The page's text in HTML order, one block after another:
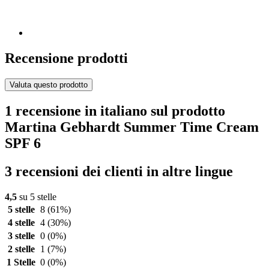
Recensione prodotti
Valuta questo prodotto
1 recensione in italiano sul prodotto
Martina Gebhardt Summer Time Cream
SPF 6
3 recensioni dei clienti in altre lingue
4,5 su 5 stelle
5 stelle 8 (61%)
4 stelle 4 (30%)
3 stelle 0 (0%)
2 stelle
1 (7%)
1 Stelle 0 (0%)